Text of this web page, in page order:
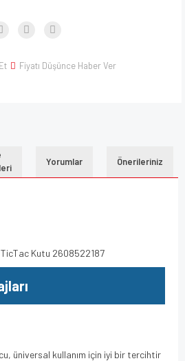
Fiyatı Düşünce Haber Ver
Yorumlar Önerileriniz
Kutu 2608522187
üniversal kullanım için iyi bir tercihtir